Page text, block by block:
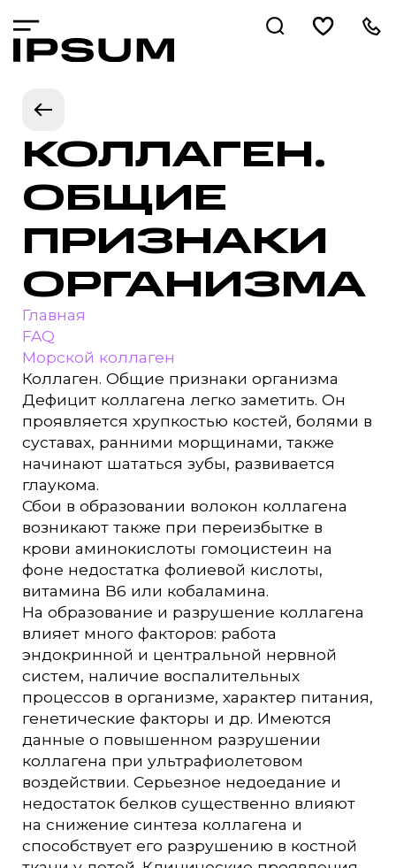
КОЛЛАГЕН.
ОБЩИЕ
ПРИЗНАКИ
ОРГАНИЗМА
Главная
FAQ
Морской коллаген
Коллаген. Общие признаки организма
Дефицит коллагена легко заметить. Он
проявляется хрупкостью костей, болями в
суставах, ранними морщинами, также
начинают шататься зубы, развивается
глаукома.
Сбои в образовании волокон коллагена
возникают также при переизбытке в
крови аминокислоты гомоцистеин на
фоне недостатка фолиевой кислоты,
витамина В6 или кобаламина.
На образование и разрушение коллагена
влияет много факторов: работа
эндокринной и центральной нервной
систем, наличие воспалительных
процессов в организме, характер питания,
генетические факторы и др. Имеются
данные о повышенном разрушении
коллагена при ультрафиолетовом
воздействии. Серьезное недоедание и
недостаток белков существенно влияют
на снижение синтеза коллагена и
способствует его разрушению в костной